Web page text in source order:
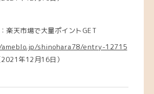
楽天市場で大量ポイントGET
shinohara78/entry-12715
2021年12月16日）